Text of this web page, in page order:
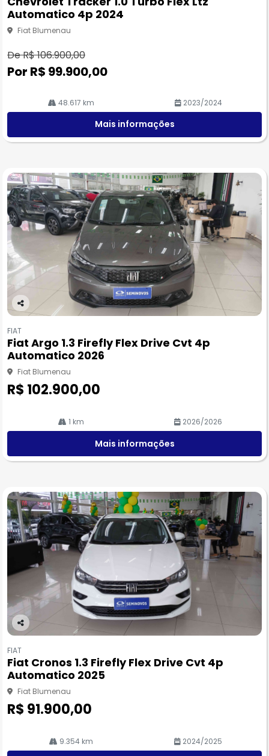
rtil
he
Automatico 4p 2024
Fiat Blumenau
De R$ 106.900,00
Por R$ 99.900,00
48.617 km 2023/2024
Mais informações
Co
pa
rtil
he
FIAT
Fiat Argo 1.3 Firefly Flex Drive Cvt 4p
Automatico 2026
Fiat Blumenau
R$ 102.900,00
1 km 2026/2026
Mais informações
Co
pa
rtil
he
FIAT
Fiat Cronos 1.3 Firefly Flex Drive Cvt 4p
Automatico 2025
Fiat Blumenau
R$ 91.900,00
9.354 km 2024/2025